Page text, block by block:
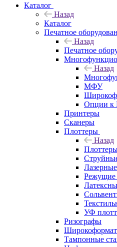
Каталог
Назад
Каталог
Печатное
Назад
Печатное
Назад
МФУ
Опции
Принтеры
Сканеры
Плоттеры
Назад
Режущие
УФ
Ризографы
Тампонные